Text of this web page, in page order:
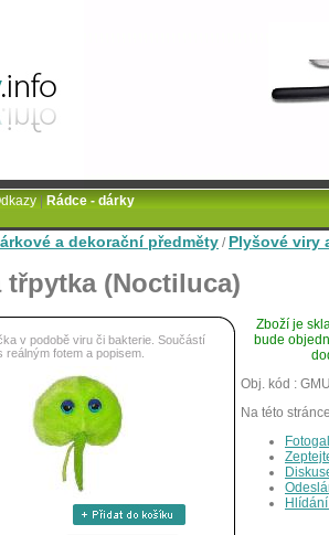
a dekorační předměty / Plyšové viry
třpytka (Noctiluca)
v podobě viru či bakterie. Součástí
reálným fotem a popisem.
Zboží je
bude
Obj. kód :
Na této
|Rádce - dárky